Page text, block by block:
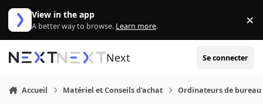
Aller au contenu
View in the app
A better way to browse. Learn more. ×
Next Se connecter
Accueil Matériel et Conseils d'achat Ordinateurs de bureau